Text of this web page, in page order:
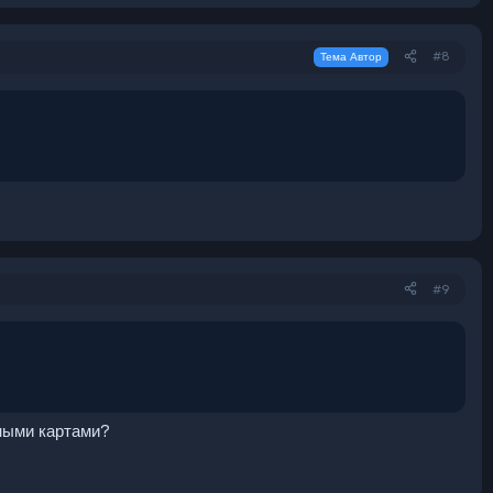
Тема Автор #8
#9
картами?